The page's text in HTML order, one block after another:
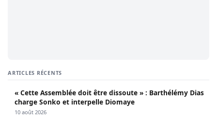
ARTICLES RÉCENTS
« Cette Assemblée doit être dissoute » : Barthélémy Dias
charge Sonko et interpelle Diomaye
10 août 2026